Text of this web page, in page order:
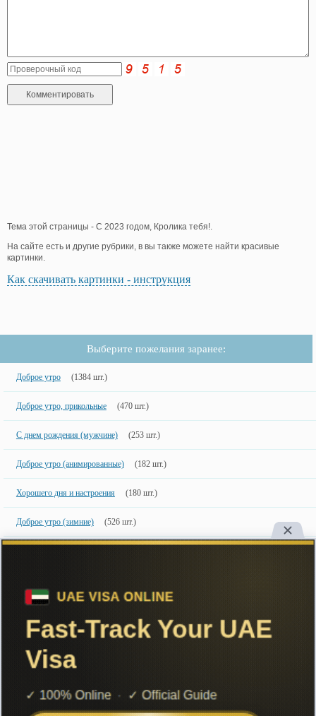
Тема этой страницы - С 2023 годом, Кролика тебя!.
На сайте есть и другие рубрики, в вы также можете найти красивые
картинки.
Как скачивать картинки - инструкция
Выберите пожелания заранее:
Доброе утро (1384 шт.)
Доброе утро, прикольные (470 шт.)
С днем рождения (мужчине) (253 шт.)
Доброе утро (анимированные) (182 шт.)
Хорошего дня и настроения (180 шт.)
Доброе утро (зимние) (526 шт.)
Новинки
50 шт.
50 недавно добавленных фото с именами.
Copyright
Большинство картинок созданы специально для сайта, поэтому
ImageName.ru